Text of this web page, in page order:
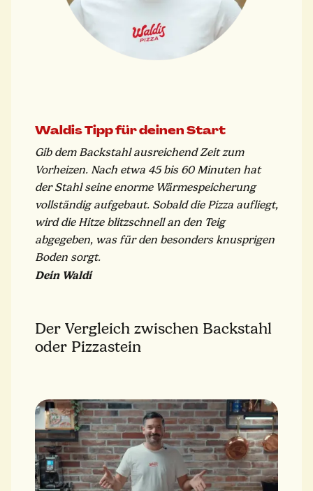
Waldis Tipp für deinen Start
Gib dem Backstahl ausreichend Zeit zum
Vorheizen. Nach etwa 45 bis 60 Minuten hat
der Stahl seine enorme Wärmespeicherung
vollständig aufgebaut. Sobald die Pizza aufliegt,
wird die Hitze blitzschnell an den Teig
abgegeben, was für den besonders knusprigen
Boden sorgt.
Dein Waldi
Der Vergleich zwischen Backstahl
oder Pizzastein